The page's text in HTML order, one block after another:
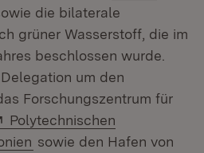
in neuem Fenster)
die bilaterale
grüner Wasserstoff, die im
beschlossen wurde.
um den
Forschungszentrum für
Extern:
Polytechnischen
(Öffnet in neuem Fenster)
sowie den Hafen von